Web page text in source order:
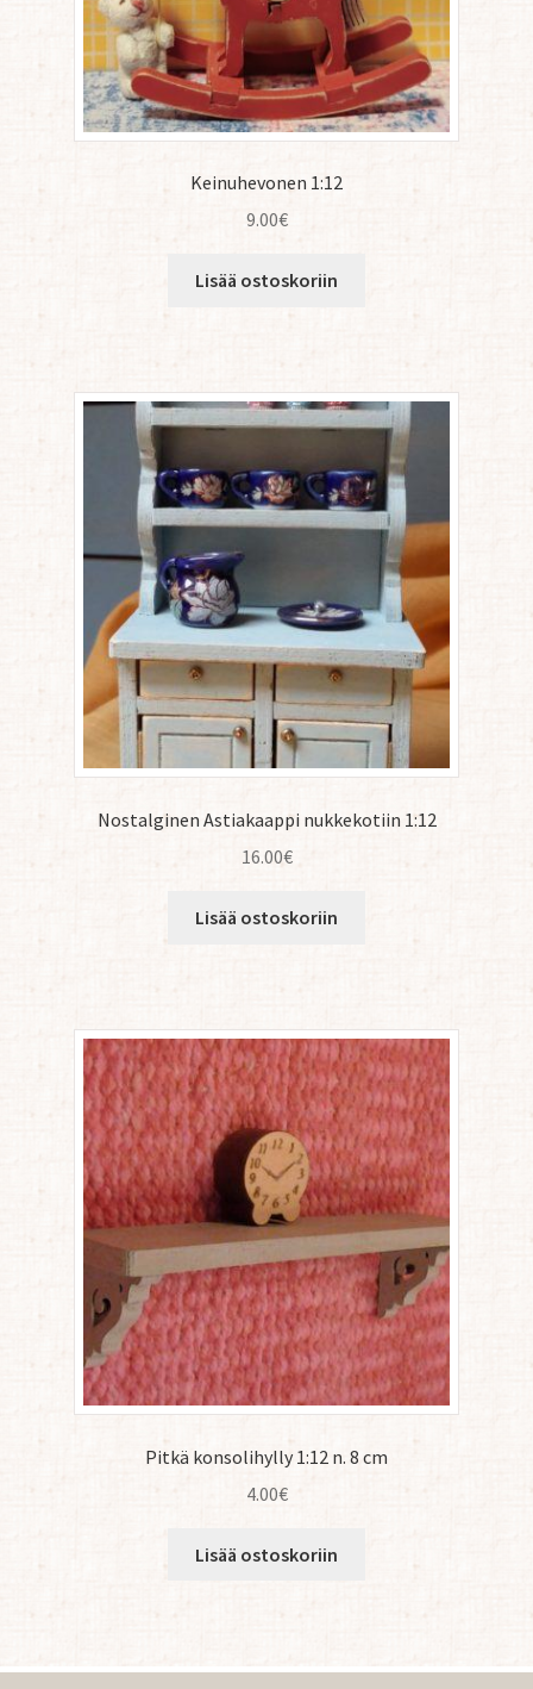
Keinuhevonen 1:12
9.00€
Lisää ostoskoriin
Nostalginen Astiakaappi nukkekotiin 1:12
16.00€
Lisää ostoskoriin
Pitkä konsolihylly 1:12 n. 8 cm
4.00€
Lisää ostoskoriin